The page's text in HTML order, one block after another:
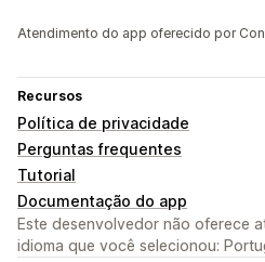
Atendimento do app oferecido por
Recursos
Política de privacidade
Perguntas frequentes
Tutorial
Documentação do app
Este desenvolvedor não oferece
idioma que você selecionou: